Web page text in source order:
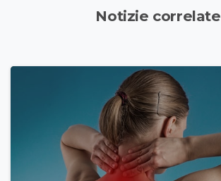
Notizie correlate